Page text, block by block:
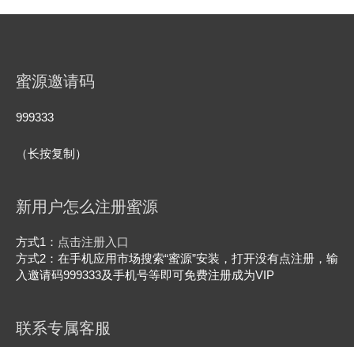
200
效
翻
聚
放
化
全
流
蜜源邀请码
999333
（长按复制）
新用户怎么注册蜜源
方式1： 点击注册入口
方式2：在手机应用市场搜索“蜜源”安装，打开没有点注册，输
入邀请码999333及手机号等即可免费注册成为VIP
联系专属客服